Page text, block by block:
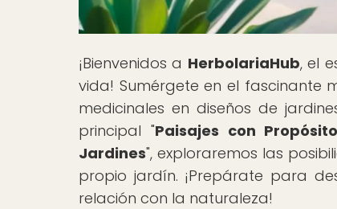
¡Bienvenidos a HerbolariaHub, el
vida! Sumérgete en el fascinante
medicinales en diseños de
principal "Paisajes con
Jardines", exploraremos las
propio jardín. ¡Prepárate para
relación con la naturaleza!